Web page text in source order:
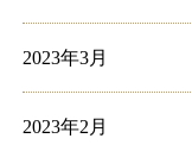
2023年3月
2023年2月